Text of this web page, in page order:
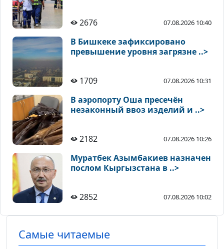
2676 07.08.2026 10:40
В Бишкеке зафиксировано
превышение уровня загрязне ..>
1709 07.08.2026 10:31
В аэропорту Оша пресечён
незаконный ввоз изделий и ..>
2182 07.08.2026 10:26
Муратбек Азымбакиев назначен
послом Кыргызстана в ..>
2852 07.08.2026 10:02
Самые читаемые